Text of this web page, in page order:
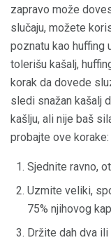
zapravo može
slučaju, možete
poznatu kao huffing
tolerišu kašalj,
korak da dovede
sledi snažan kašalj
kašlju, ali nije baš
probajte ove korake:
Sjednite ravno,
Uzmite veliki,
75% njihovog
Držite dah dva